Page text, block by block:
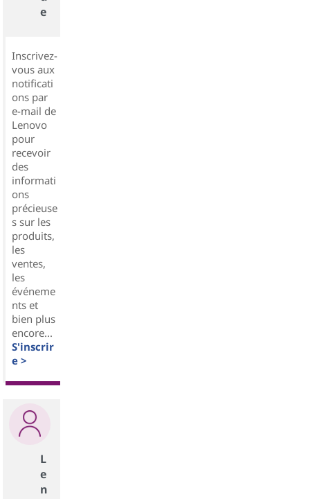
e
Inscrivez-
vous aux
notificati
ons par
e-mail de
Lenovo
pour
recevoir
des
informati
ons
précieuse
s sur les
produits,
les
ventes,
les
événeme
nts et
bien plus
encore...
S'inscrir
e >
L
e
n